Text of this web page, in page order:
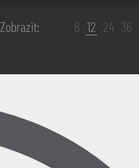
Zobrazit: 6 12 24 36